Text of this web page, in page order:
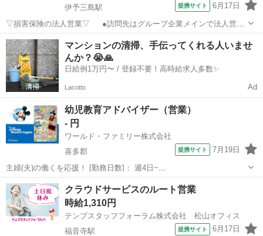
伊予三島駅
提携サイト 6月17日
▽損害保険の法人営業▽ ●訪問先はグループ企業メインで法人営業
のみ！飛び込み営業はありません ●時短相談OK！自分のペースで働け
るので、お休みも取りやすい◎ ●未経験からチャレンジ→正社員のチ
ャンス！営業デビュー応援☆...
愛媛 四国中央市 伊予三島駅 営業
マンションの清掃、手伝ってくれる人いませ
んか？😭🙏
日給例1万円〜 / 登録不要！高時給求人多数✨
Lacotto Ad
幼児教育アドバイザー（営業）
- 円
ワールド・ファミリー株式会社
喜多郡
提携サイト 7月19日
主婦(夫)の働くを応援！ [勤務日数]： 週4日~
10:00~17:00/10:00~16:00/10:00~15:00/09:30~14:00 [勤務地・最寄
駅]： 愛媛県喜多郡 ※勤務エリア選択可 ワールド・ファ...
愛媛 喜多郡 営業
クラウドサービスのルート営業
時給1,310円
テンプスタッフフォーラム株式会社 松山オフィス
福音寺駅
提携サイト 6月17日